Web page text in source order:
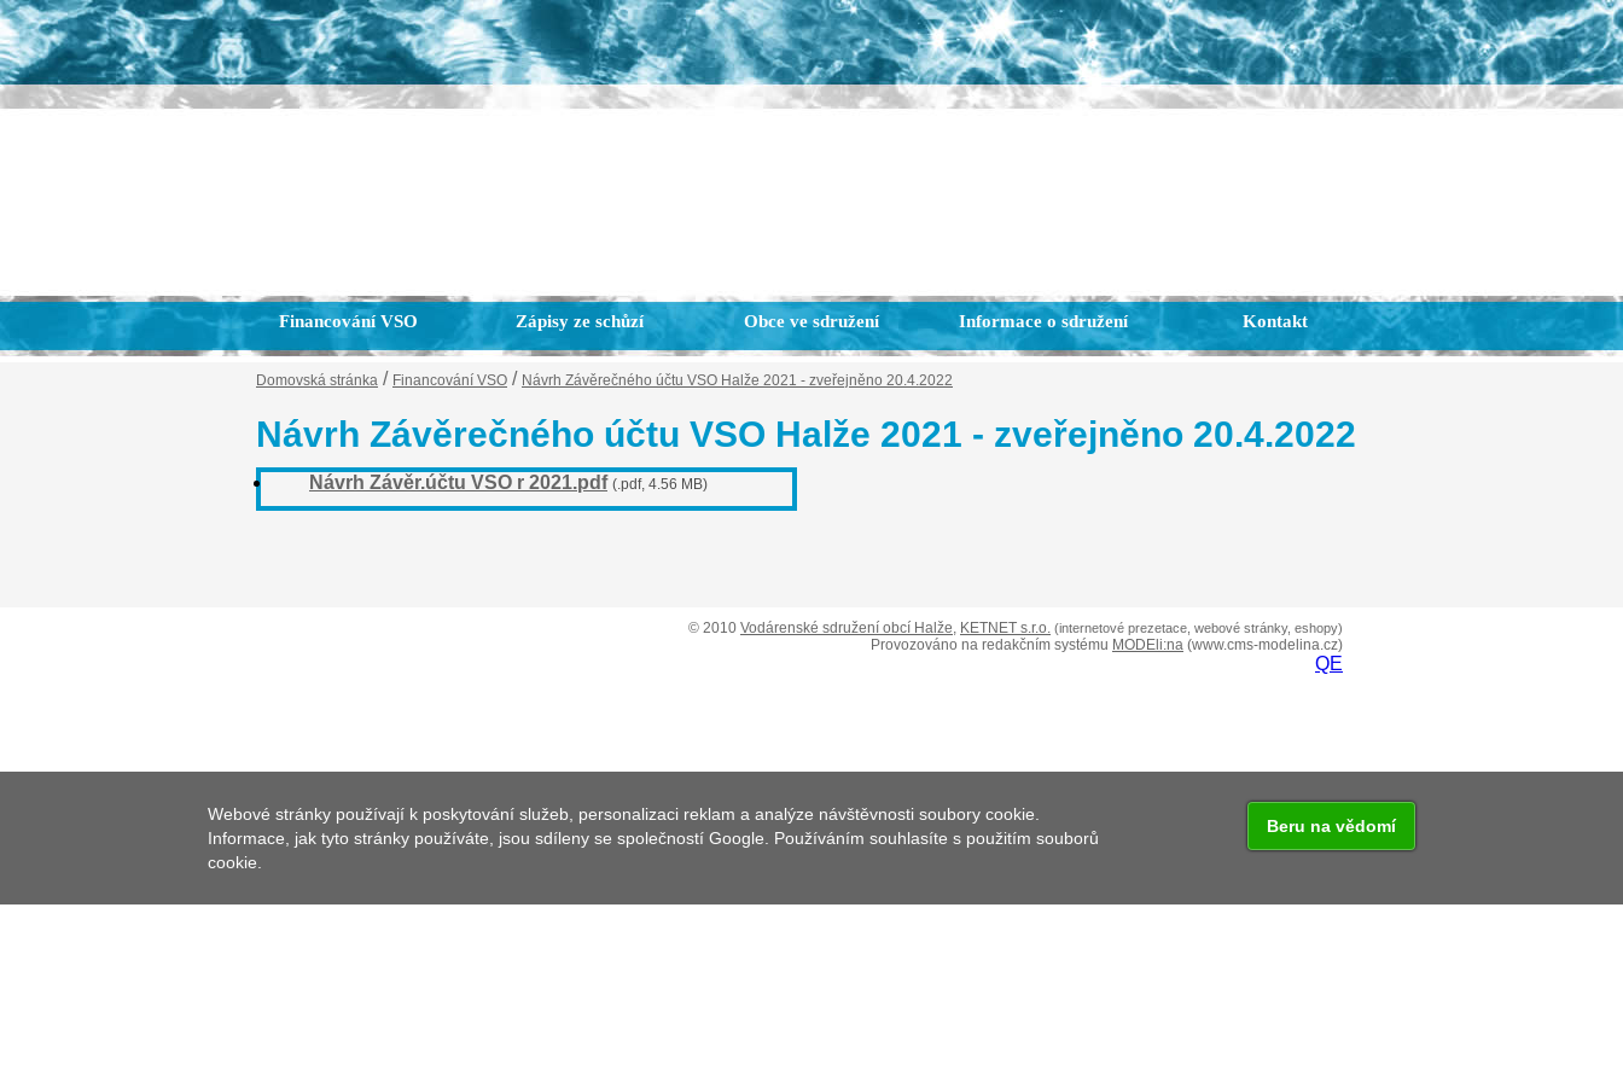
Financování VSO Zápisy ze schůzí Obce ve sdružení Informace o sdružení Kontakt
Domovská stránka / Financování VSO / Návrh Závěrečného účtu VSO Halže 2021 - zveřejněno 20.4.2022
Návrh Závěrečného účtu VSO Halže 2021 - zveřejněno 20.4.2022
Návrh Závěr.účtu VSO r 2021.pdf (.pdf, 4.56 MB)
© 2010 Vodárenské sdružení obcí Halže, KETNET s.r.o. (internetové prezetace, webové stránky, eshopy)
Provozováno na redakčním systému MODEli:na (www.cms-modelina.cz)
QE
Webové stránky používají k poskytování služeb, personalizaci reklam a analýze návštěvnosti soubory cookie.
Informace, jak tyto stránky používáte, jsou sdíleny se společností Google. Používáním souhlasíte s použitím souborů
cookie.
Beru na vědomí